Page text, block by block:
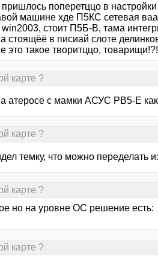
пришлось поперетццо в настройки
машине хде П5КС сетевая
win2003, стоит П5Б-В, тама
а стоящёё в писиай слоте
такое творитццо,
карте ?
атеросе с мамки АСУС РВ5-Е
карте ?
темку, что можно переделать
карте ?
но на уровне ОС решение есть:
карте ?